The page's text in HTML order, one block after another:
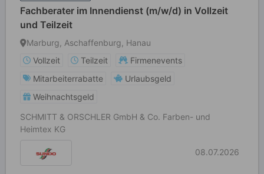
Fachberater im Innendienst (m/w/d) in Vollzeit
und Teilzeit
Marburg, Aschaffenburg, Hanau
Vollzeit
Teilzeit
Firmenevents
Mitarbeiterrabatte
Urlaubsgeld
Weihnachtsgeld
SCHMITT & ORSCHLER GmbH & Co. Farben- und
Heimtex KG
08.07.2026